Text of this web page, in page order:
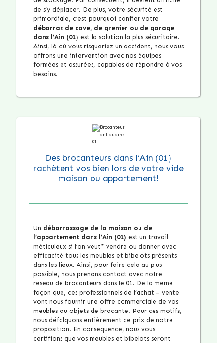
de s’y déplacer. De plus, votre sécurité est
primordiale, c’est pourquoi confier votre
débarras de cave, de grenier ou de garage
dans l’Ain (01) est la solution la plus sécuritaire.
Ainsi, là où vous risqueriez un accident, nous vous
offrons une intervention avec nos équipes
formées et assurées, capables de répondre à vos
besoins.
Des brocanteurs dans l’Ain (01)
rachètent vos bien lors de votre vide
maison ou appartement!
Un débarrassage de la maison ou de
l’appartement dans l’Ain (01) est un travail
méticuleux si l’on veut* vendre ou donner avec
efficacité tous les meubles et bibelots présents
dans les lieux. Ainsi, pour faire cela au plus
possible, nous prenons contact avec notre
réseau de brocanteurs dans le 01. De la même
façon que, ces professionnels de l’achat – vente
vont nous fournir une offre commerciale de vos
meubles ou objets de brocante. Pour ces motifs,
nous défalquons entièrement ce prix de notre
proposition. En conséquence, nous vous
certifions que vos meubles et bibelots seront